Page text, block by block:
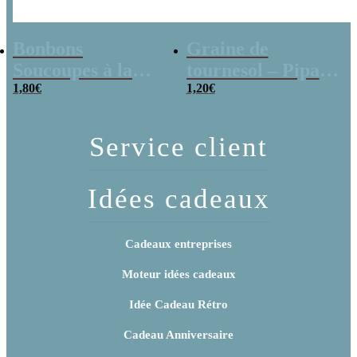
poudre (x20)
1,80€
x 3
1,20€
Service client
Idées cadeaux
Cadeaux entreprises
Moteur idées cadeaux
Idée Cadeau Rétro
Cadeau Anniversaire